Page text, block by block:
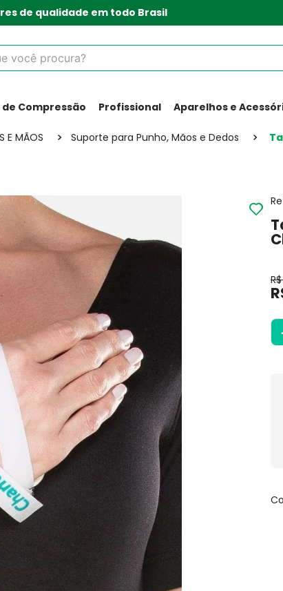
de qualidade em todo Brasil
procura?
de Compressão Profissional Aparelhos e
E MÃOS Suporte para Punho, Mãos e Dedos
R$